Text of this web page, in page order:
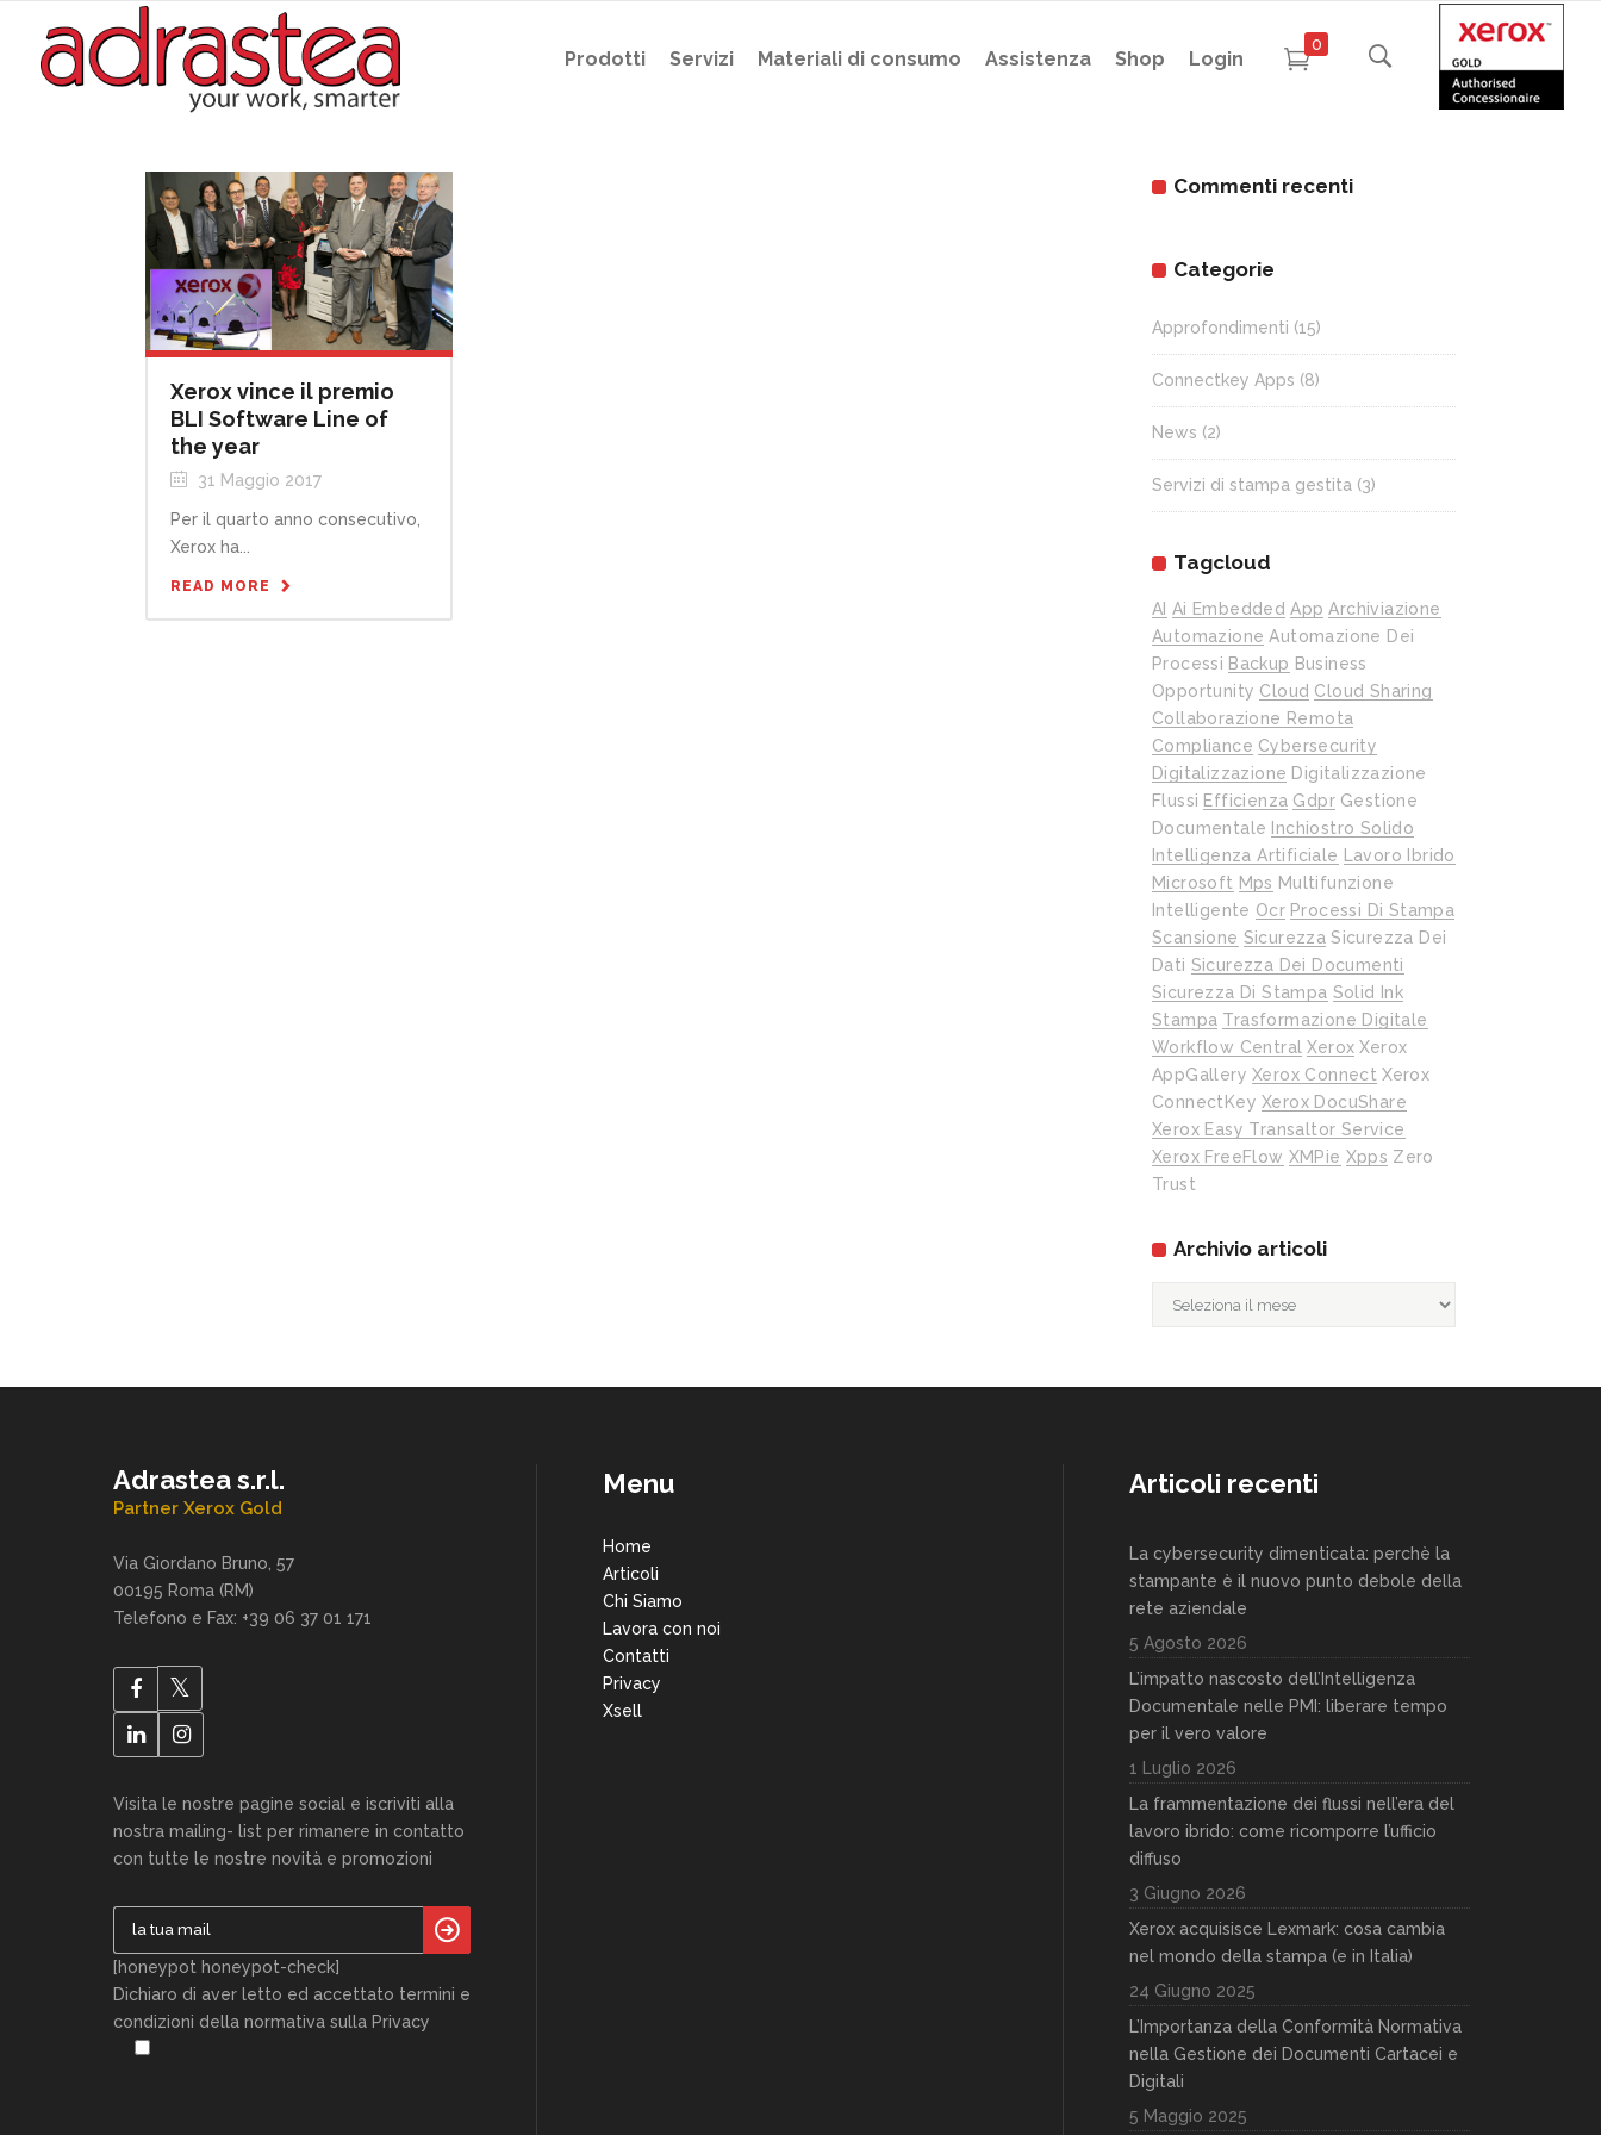
Prodotti Servizi Materiali di consumo Assistenza Shop Login
0
Xerox vince il premio
BLI Software Line of
the year
31 Maggio 2017
Per il quarto anno consecutivo,
Xerox ha...
READ MORE
Commenti recenti
Categorie
Approfondimenti (15)
Connectkey Apps (8)
News (2)
Servizi di stampa gestita (3)
Tagcloud
AI Ai Embedded App Archiviazione
Automazione Automazione Dei
Processi Backup Business
Opportunity Cloud Cloud Sharing
Collaborazione Remota
Compliance Cybersecurity
Digitalizzazione Digitalizzazione
Flussi Efficienza Gdpr Gestione
Documentale
Inchiostro Solido
Intelligenza Artificiale
Lavoro Ibrido
Microsoft Mps Multifunzione
Intelligente Ocr Processi Di Stampa
Scansione Sicurezza Sicurezza Dei
Dati Sicurezza Dei Documenti
Sicurezza Di Stampa Solid Ink
Stampa Trasformazione Digitale
Workflow Central Xerox Xerox
AppGallery Xerox Connect Xerox
ConnectKey Xerox DocuShare
Xerox Easy Transaltor Service
Xerox FreeFlow XMPie Xpps Zero
Trust
Archivio articoli
Adrastea s.r.l.
Partner Xerox Gold
Via Giordano Bruno, 57
00195 Roma (RM)
Telefono e Fax: +39 06 37 01 171
Visita le nostre pagine social e iscriviti alla
nostra mailing- list per rimanere in contatto
con tutte le nostre novità e promozioni
[honeypot honeypot-check]
Dichiaro di aver letto ed accettato termini e
condizioni della normativa sulla Privacy
Menu
Home
Articoli
Chi Siamo
Lavora con noi
Contatti
Privacy
Xsell
Articoli recenti
La cybersecurity dimenticata: perchè la
stampante è il nuovo punto debole della
rete aziendale
5 Agosto 2026
L’impatto nascosto dell’Intelligenza
Documentale nelle PMI: liberare tempo
per il vero valore
1 Luglio 2026
La frammentazione dei flussi nell’era del
lavoro ibrido: come ricomporre l’ufficio
diffuso
3 Giugno 2026
Xerox acquisisce Lexmark: cosa cambia
nel mondo della stampa (e in Italia)
24 Giugno 2025
L’Importanza della Conformità Normativa
nella Gestione dei Documenti Cartacei e
Digitali
5 Maggio 2025